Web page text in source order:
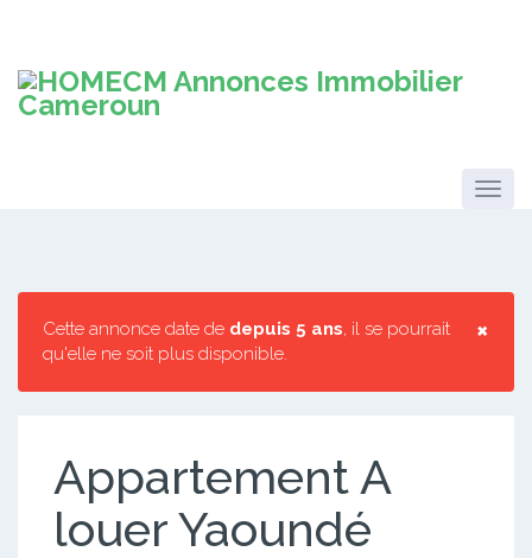
×
Cette annonce date de depuis 5 ans, il se pourrait
qu'elle ne soit plus disponible.
Appartement A
louer Yaoundé